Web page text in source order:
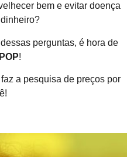
bem e evitar doença
perguntas, é hora de
POP!
a pesquisa de preços por